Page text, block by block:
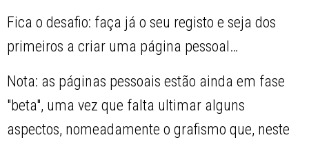
Fica o desafio: faça já o seu registo e seja dos
primeiros a criar uma página pessoal…
Nota: as páginas pessoais estão ainda em fase
"beta", uma vez que falta ultimar alguns
aspectos, nomeadamente o grafismo que, neste